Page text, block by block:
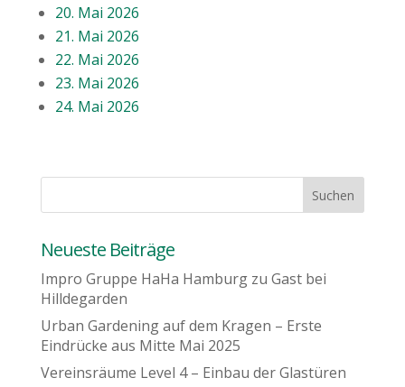
20. Mai 2026
21. Mai 2026
22. Mai 2026
23. Mai 2026
24. Mai 2026
Neueste Beiträge
Impro Gruppe HaHa Hamburg zu Gast bei
Hilldegarden
Urban Gardening auf dem Kragen – Erste
Eindrücke aus Mitte Mai 2025
Vereinsräume Level 4 – Einbau der Glastüren